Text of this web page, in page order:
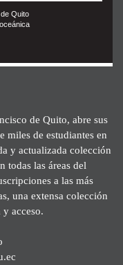
Quito
de Quito, abre sus
miles de estudiantes en
y actualizada colección
todas las áreas del
a las más
una extensa colección
acceso.